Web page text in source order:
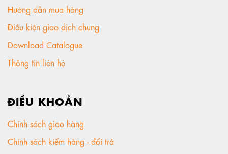
Hướng dẫn mua hàng
Điều kiện giao dịch chung
Download Catalogue
Thông tin liên hệ
ĐIỀU KHOẢN
Chính sách giao hàng
Chính sách kiểm hàng - đổi trả